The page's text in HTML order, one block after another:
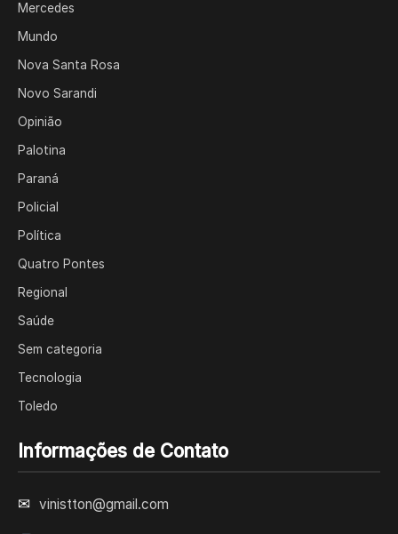
Mercedes
Mundo
Nova Santa Rosa
Novo Sarandi
Opinião
Palotina
Paraná
Policial
Política
Quatro Pontes
Regional
Saúde
Sem categoria
Tecnologia
Toledo
Informações de Contato
✉ vinistton@gmail.com